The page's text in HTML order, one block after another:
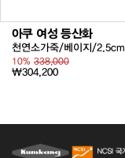
아쿠 여성 등산화
천연소가죽/베이지/2.5cm
10% 338,000
₩304,200